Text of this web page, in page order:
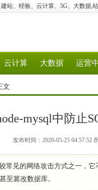
建站、经验、云计算、5G、大数据,
云计算 大数据 运营
文
mysql中防止
发布时间：2020-05-25 04:57:52
常见的网络攻击方式之一，
至篡改数据库。